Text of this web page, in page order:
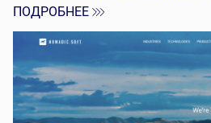
ПОДРОБНЕЕ